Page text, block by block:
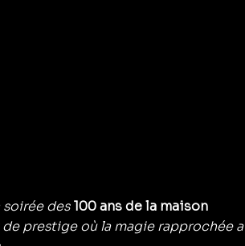
des 100 ans de la maison
prestige où la magie rapprochée a